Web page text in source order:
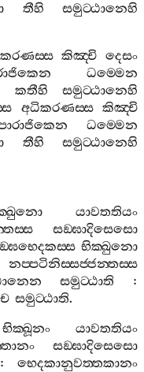
තීහි
සමුට‍්ඨානෙහි
කිඤ‍්චි දෙසං
ධම‍්මෙන
කතීහි
සමුට‍්ඨානෙහි
අධිකරණස‍්ස
කිඤ‍්චි
ධම‍්මෙන
තීහි
සමුට‍්ඨානෙහි
යාවතතියං
සඞ‍්ඝාදිසෙසො
භික‍්ඛුනො
නප‍්පටිනිස‍්සජ‍්ජන‍්තස‍්ස
සමුට‍්ඨාති :
ච සමුට‍්ඨාති.
භික‍්ඛූනං
යාවතතියං
සඞ‍්ඝාදිසෙසො
භෙදකානුවත‍්තකානං